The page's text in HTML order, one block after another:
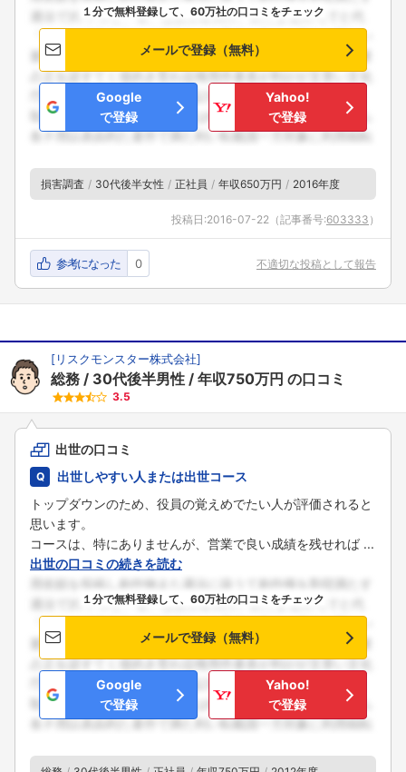
１分で無料登録して、60万社の口コミをチェック
メールで登録（無料）
Google
で登録
Yahoo!
で登録
損害調査 30代後半女性 正社員 年収650万円 2016年度
投稿日:2016-07-22 （記事番号:603333 ）
参考になった 0 不適切な投稿として報告
[リスクモンスター株式会社]
総務 30代後半男性 年収750万円 の口コミ
3.5
出世の口コミ
出世しやすい人または出世コース
トップダウンのため、役員の覚えめでたい人が評価されると
思います。
コースは、特にありませんが、営業で良い成績を残せれば ...
出世の口コミの続きを読む
１分で無料登録して、60万社の口コミをチェック
メールで登録（無料）
Google
で登録
Yahoo!
で登録